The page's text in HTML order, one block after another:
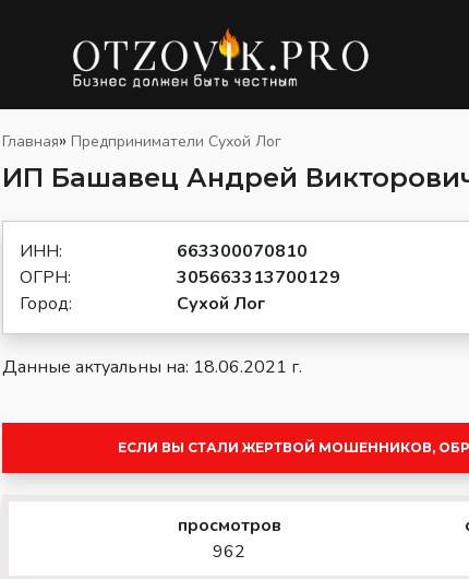
Главная» Предприниматели Сухой Лог
ИП Башавец Андрей
ИНН:
663300070810
ОГРН:
305663313700129
Город:
Сухой Лог
Данные актуальны на: 18.06.2021 г.
ЕСЛИ ВЫ СТАЛИ ЖЕРТВОЙ МОШЕННИКОВ,
просмотров
962